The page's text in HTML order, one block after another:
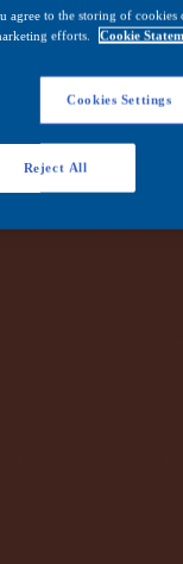
agree to the storing of
efforts.
Cookie
Cookies Settings
Reject All